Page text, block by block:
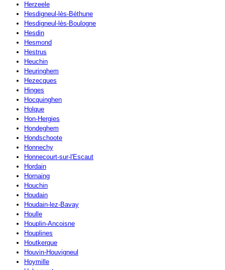
Herzeele
Hesdigneul-lès-Béthune
Hesdigneul-lès-Boulogne
Hesdin
Hesmond
Hestrus
Heuchin
Heuringhem
Hezecques
Hinges
Hocquinghen
Holque
Hon-Hergies
Hondeghem
Hondschoote
Honnechy
Honnecourt-sur-l'Escaut
Hordain
Hornaing
Houchin
Houdain
Houdain-lez-Bavay
Houlle
Houplin-Ancoisne
Houplines
Houtkerque
Houvin-Houvigneul
Hoymille